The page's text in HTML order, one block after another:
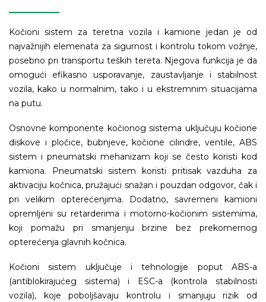
Kočioni sistem za teretna vozila i kamione jedan je od
najvažnijih elemenata za sigurnost i kontrolu tokom vožnje,
posebno pri transportu teških tereta. Njegova funkcija je da
omogući efikasno usporavanje, zaustavljanje i stabilnost
vozila, kako u normalnim, tako i u ekstremnim situacijama
na putu.
Osnovne komponente kočionog sistema uključuju kočione
diskove i pločice, bubnjeve, kočione cilindre, ventile, ABS
sistem i pneumatski mehanizam koji se često koristi kod
kamiona. Pneumatski sistem koristi pritisak vazduha za
aktivaciju kočnica, pružajući snažan i pouzdan odgovor, čak i
pri velikim opterećenjima. Dodatno, savremeni kamioni
opremljeni su retarderima i motorno-kočionim sistemima,
koji pomažu pri smanjenju brzine bez prekomernog
opterećenja glavnih kočnica.
Kočioni sistem uključuje i tehnologije poput ABS-a
(antiblokirajućeg sistema) i ESC-a (kontrola stabilnosti
vozila), koje poboljšavaju kontrolu i smanjuju rizik od